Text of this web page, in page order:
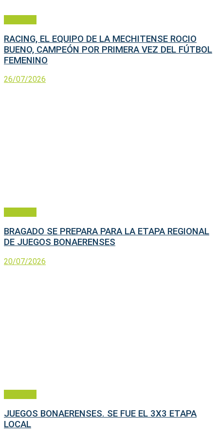
RACING, EL EQUIPO DE LA MECHITENSE ROCIO
BUENO, CAMPEÓN POR PRIMERA VEZ DEL FÚTBOL
FEMENINO
26/07/2026
BRAGADO SE PREPARA PARA LA ETAPA REGIONAL
DE JUEGOS BONAERENSES
20/07/2026
JUEGOS BONAERENSES. SE FUE EL 3X3 ETAPA
LOCAL